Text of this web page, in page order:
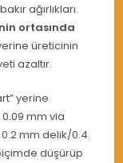
ağırlıkları.
ortasında
üreticinin
azaltır.
yerine
mm via
0.2 mm delik/0.4
düşürüp